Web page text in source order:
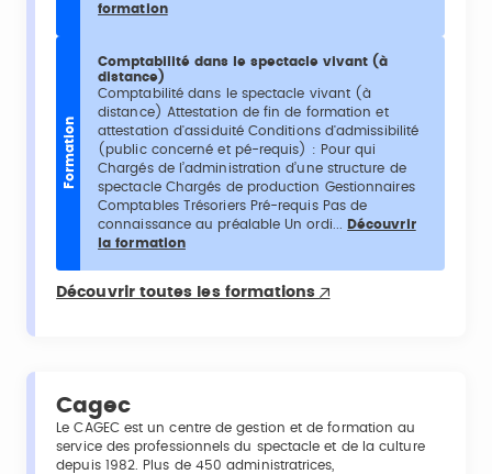
formation
Formation
Comptabilité dans le spectacle vivant (à
distance)
Comptabilité dans le spectacle vivant (à
distance) Attestation de fin de formation et
attestation d'assiduité Conditions d'admissibilité
(public concerné et pé-requis) : Pour qui
Chargés de l’administration d’une structure de
spectacle Chargés de production Gestionnaires
Comptables Trésoriers Pré-requis Pas de
connaissance au préalable Un ordi...
Découvrir
la formation
Découvrir toutes les formations
Cagec
Le CAGEC est un centre de gestion et de formation au
service des professionnels du spectacle et de la culture
depuis 1982. Plus de 450 administratrices,